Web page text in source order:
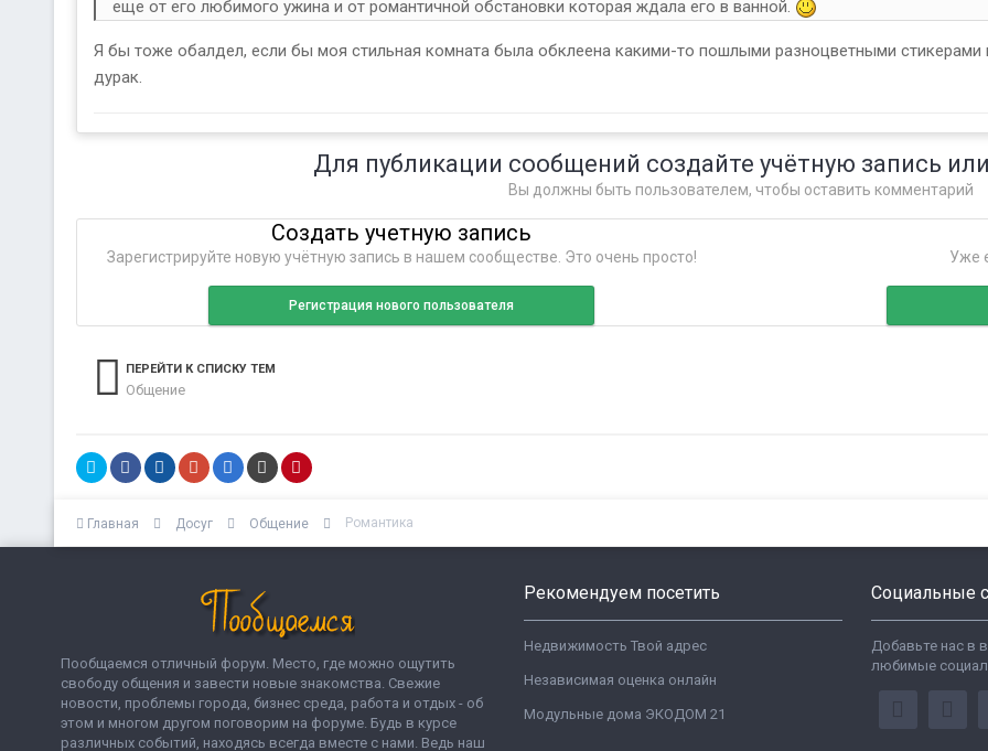
еще от его любимого ужина и от романтичной обстановки которая ждала его в ванной.
Я бы тоже обалдел, если бы моя стильная комната была обклеена какими-то пошлыми разноцветными
дурак.
Для публикации сообщений создайте учётную запись
Вы должны быть пользователем, чтобы оставить комментарий
Создать учетную запись
Зарегистрируйте новую учётную запись в нашем сообществе. Это очень просто!
Регистрация нового пользователя
Уже
ПЕРЕЙТИ К СПИСКУ ТЕМ
Общение
Главная Досуг Общение Романтика
Пообщаемся отличный форум. Место, где можно ощутить
свободу общения и завести новые знакомства. Свежие
новости, проблемы города, бизнес среда, работа и отдых - об
этом и многом другом поговорим на форуме. Будь в курсе
различных событий, находясь всегда вместе с нами. Ведь наш
Рекомендуем посетить
Недвижимость Твой адрес
Независимая оценка онлайн
Модульные дома ЭКОДОМ 21
Социальные
Добавьте нас в
любимые